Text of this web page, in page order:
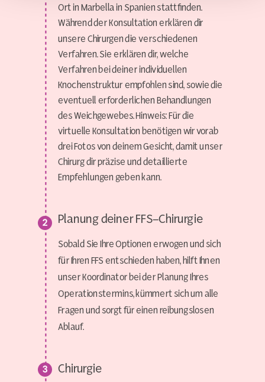
Ort in Marbella in Spanien stattfinden.
Während der Konsultation erklären dir
unsere Chirurgen die verschiedenen
Verfahren. Sie erklären dir, welche
Verfahren bei deiner individuellen
Knochenstruktur empfohlen sind, sowie die
eventuell erforderlichen Behandlungen
des Weichgewebes. Hinweis: Für die
virtuelle Konsultation benötigen wir vorab
drei Fotos von deinem Gesicht, damit unser
Chirurg dir präzise und detaillierte
Empfehlungen geben kann.
Planung deiner FFS-Chirurgie
Sobald Sie Ihre Optionen erwogen und sich
für Ihren FFS entschieden haben, hilft Ihnen
unser Koordinator bei der Planung Ihres
Operationstermins, kümmert sich um alle
Fragen und sorgt für einen reibungslosen
Ablauf.
Chirurgie